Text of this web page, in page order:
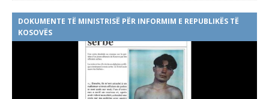
DOKUMENTE TË MINISTRISË PËR INFORMIM E REPUBLIKËS TË
KOSOVËS